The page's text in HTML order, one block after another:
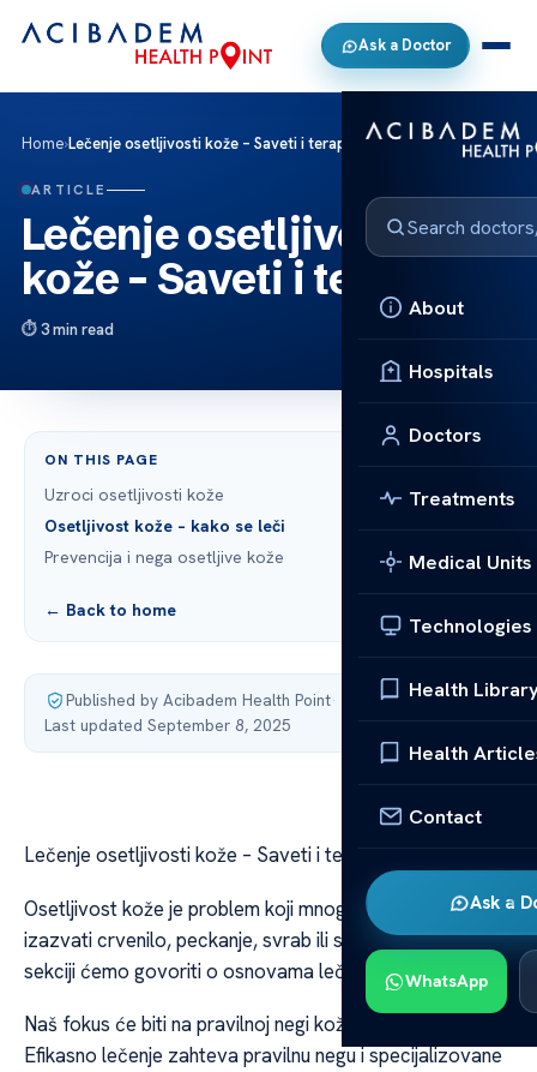
Ask a Doctor
About
Hospitals
Doctors
Treatments
Medical Units
Technologies
Health
Health
Contact
Ask a
WhatsApp
Home›Lečenje osetljivosti kože – Saveti i terapije
ARTICLE
Lečenje osetljivosti
kože – Saveti i terapije
3 min read
ON THIS PAGE
Uzroci osetljivosti kože
Osetljivost kože – kako se leči
Prevencija i nega osetljive kože
← Back to home
Published by Acibadem Health Point·
Last updated September 8, 2025
Lečenje osetljivosti kože – Saveti i terapije
Osetljivost kože je problem koji mnogi ljudi pate. Može
izazvati crvenilo, peckanje, svrab ili suvoću. U ovoj
sekciji ćemo govoriti o osnovama lečenja osetljivosti.
Naš fokus će biti na pravilnoj negi kože i nađenju okidača.
Efikasno lečenje zahteva pravilnu negu i specijalizovane